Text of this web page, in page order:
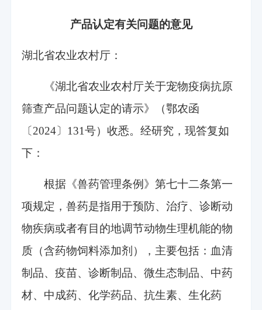
产品认定有关问题的意见
湖北省农业农村厅：
《湖北省农业农村厅关于宠物疫病抗原
筛查产品问题认定的请示》（鄂农函
〔2024〕131号）收悉。经研究，现答复如
下：
根据《兽药管理条例》第七十二条第一
项规定，兽药是指用于预防、治疗、诊断动
物疾病或者有目的地调节动物生理机能的物
质（含药物饲料添加剂），主要包括：血清
制品、疫苗、诊断制品、微生态制品、中药
材、中成药、化学药品、抗生素、生化药